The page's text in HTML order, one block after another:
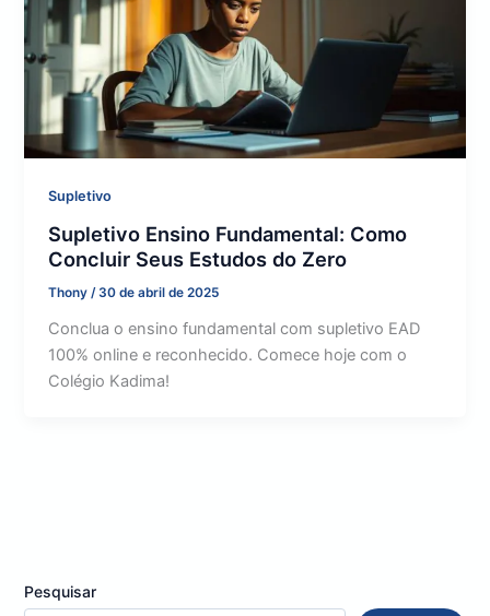
Supletivo
Supletivo Ensino Fundamental: Como
Concluir Seus Estudos do Zero
Thony / 30 de abril de 2025
Conclua o ensino fundamental com supletivo EAD
100% online e reconhecido. Comece hoje com o
Colégio Kadima!
Pesquisar